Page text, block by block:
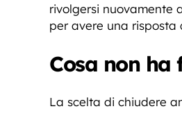
rivolgersi nuovamente
per avere una risposta
Cosa non ha
La scelta di chiudere